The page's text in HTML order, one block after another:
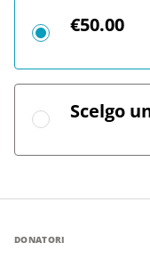
€50.00
Scelgo
DONATORI